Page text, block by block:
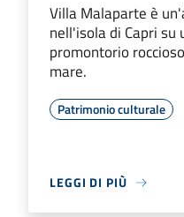
Villa Malaparte è
nell'isola di Capri
promontorio
mare.
Patrimonio culturale
LEGGI DI PIÙ